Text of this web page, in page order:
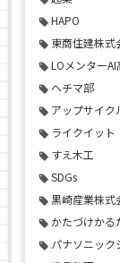
HAPO
東商住建株式
LOメンターAI
ヘチマ部
アップサイク
ライクイット
すえ木工
SDGs
黒崎産業株式
かたづけかる
パナソニック